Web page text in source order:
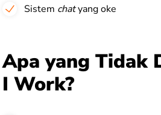
Sistem chatyang oke
Apa yang Tidak
I Work?